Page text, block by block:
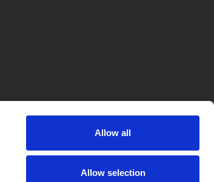
Allow all
Allow selection